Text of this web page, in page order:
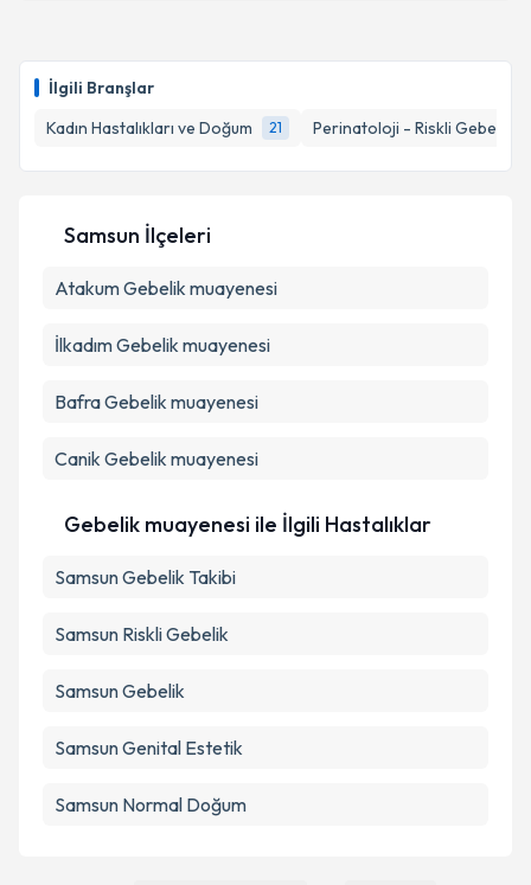
İlgili Branşlar
Kadın Hastalıkları ve Doğum
21 Perinatoloji - Riskli Gebelikler
takvim hazırlandığında e-posta ile bilgilendireceğiz.
Metni'ni okudum ve kişisel verilerimin belirtilen
Samsun İlçeleri
AtakumGebelik muayenesi
İlkadımGebelik muayenesi
BafraGebelik muayenesi
Canik Gebelik muayenesi
Gebelik muayenesi ile İlgili Hastalıklar
Samsun Gebelik Takibi
Samsun Riskli Gebelik
Samsun Gebelik
Samsun Genital Estetik
Samsun Normal Doğum